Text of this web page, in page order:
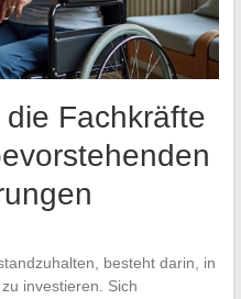
Fachkräfte
besteht darin, in
zu investieren. Sich